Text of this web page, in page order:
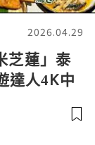
2026.04.29
芝蓮」泰
達人4K中